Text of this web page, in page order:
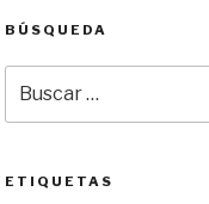
BÚSQUEDA
por:
ETIQUETAS